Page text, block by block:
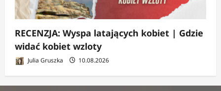
RECENZJA: Wyspa latających kobiet | Gdzie
widać kobiet wzloty
Julia Gruszka 10.08.2026